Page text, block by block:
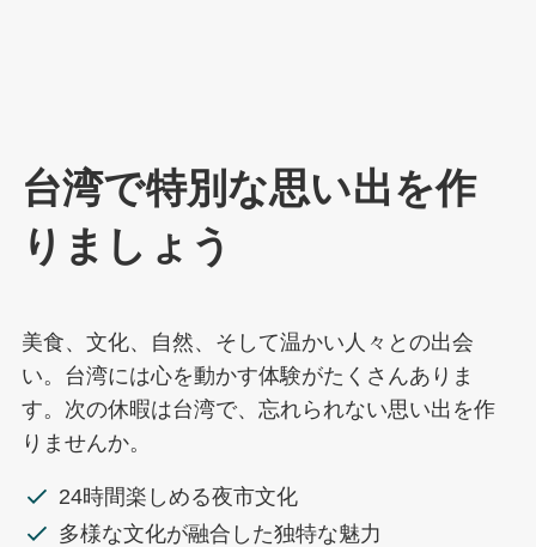
台湾で特別な思い出を作
りましょう
美食、文化、自然、そして温かい人々との出会
い。台湾には心を動かす体験がたくさんありま
す。次の休暇は台湾で、忘れられない思い出を作
りませんか。
24時間楽しめる夜市文化
多様な文化が融合した独特な魅力